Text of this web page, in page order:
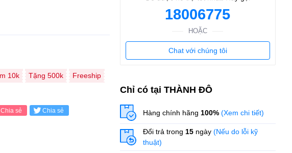
10k Tặng 500k Freeship
Chia sẻ Chia sẻ
18006775
HOẶC
Chat với chúng tôi
Chỉ có tại THÀNH ĐÔ
Hàng chính hãng 100% (Xem chi tiết)
Đổi trả trong 15ngày (Nếu do lỗi kỹ
thuật)